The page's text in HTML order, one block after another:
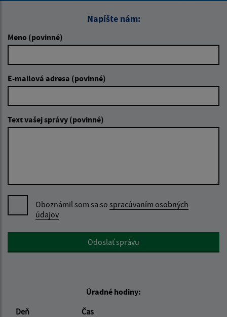
Napíšte nám:
Meno (povinné)
E-mailová adresa (povinné)
Text vašej správy (povinné)
Oboznámil som sa so spracúvaním osobných
údajov
Google reCaptcha ResponseOdoslať správu
Úradné hodiny:
Deň
Čas